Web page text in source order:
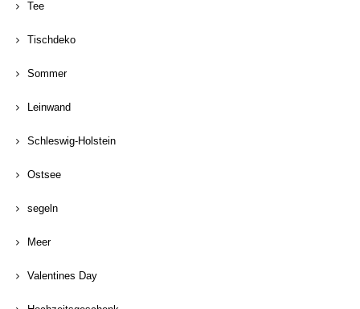
Tee
Tischdeko
Sommer
Leinwand
Schleswig-Holstein
Ostsee
segeln
Meer
Valentines Day